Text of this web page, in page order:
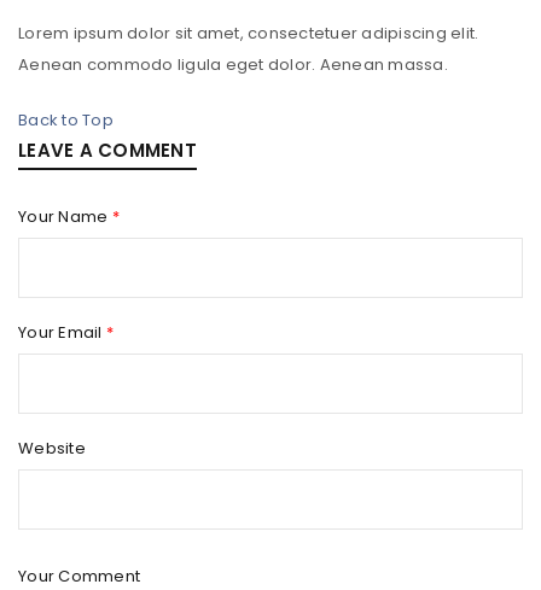
Lorem ipsum dolor sit amet, consectetuer adipiscing elit.
Aenean commodo ligula eget dolor. Aenean massa.
Back to Top
LEAVE A COMMENT
Your Name *
Your Email *
Website
Your Comment